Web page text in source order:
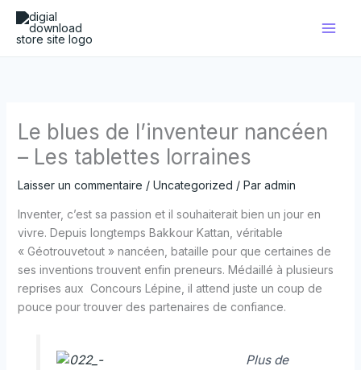
Aller
contenu
Le blues de l’inventeur nancéen
– Les tablettes lorraines
Laisser un commentaire / Uncategorized / Par admin
Inventer, c’est sa passion et il souhaiterait bien un jour en
vivre. Depuis longtemps Bakkour Kattan, véritable
« Géotrouvetout » nancéen, bataille pour que certaines de
ses inventions trouvent enfin preneurs. Médaillé à plusieurs
reprises aux Concours Lépine, il attend juste un coup de
pouce pour trouver des partenaires de confiance.
Plus de